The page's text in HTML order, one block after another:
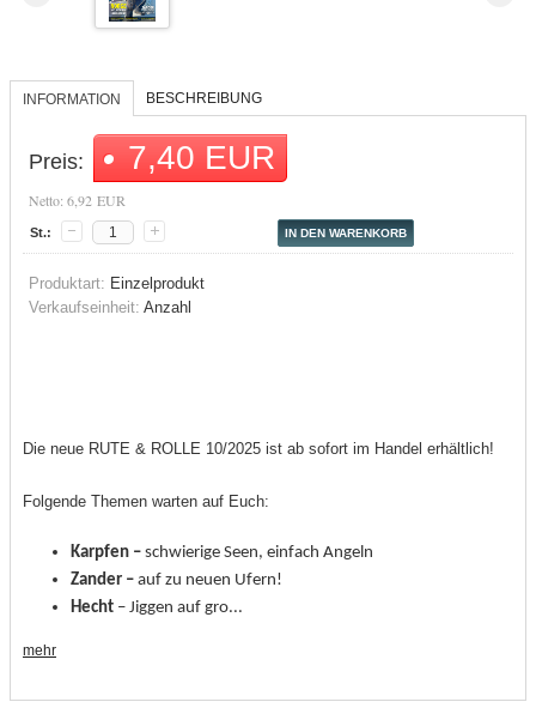
INFORMATION BESCHREIBUNG
Preis: 7,40 EUR
Netto: 6,92 EUR
St.:
Produktart: Einzelprodukt
Verkaufseinheit: Anzahl
Die neue RUTE & ROLLE 10/2025 ist ab sofort im Handel erhältlich!
Folgende Themen warten auf Euch:
Karpfen – schwierige Seen, einfach Angeln
Zander – auf zu neuen Ufern!
Hecht – Jiggen auf gro...
mehr